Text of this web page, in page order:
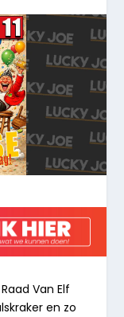
Van Elf
en zo